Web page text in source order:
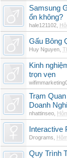
Samsung
ổn không?
hale121102
Gấu Bông
Huy Nguyen
Kinh
trọn vẹn
Trạm
Doanh
nhattinseo
Interactive
Drograms
Quy Trình